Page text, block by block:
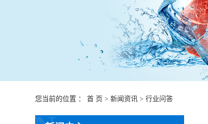
您当前的位置 ： 首 页 > 新闻资讯 > 行业问答